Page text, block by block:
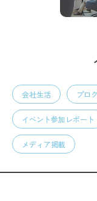
会社生活 プロ
イベント参加レポート
メディア掲載